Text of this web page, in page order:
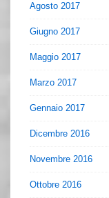
Agosto 2017
Giugno 2017
Maggio 2017
Marzo 2017
Gennaio 2017
Dicembre 2016
Novembre 2016
Ottobre 2016